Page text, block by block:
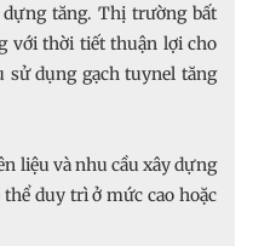
tăng. Thị trường bất
với thời tiết thuận lợi cho
sử dụng gạch tuynel tăng
liệu và nhu cầu xây dựng
duy trì ở mức cao hoặc